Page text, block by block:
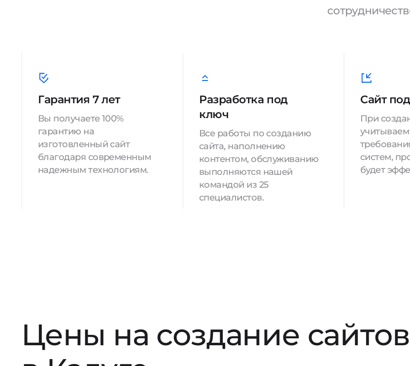
Гарантия 7 лет
Вы получаете 100%
гарантию на
изготовленный сайт
благодаря современным
надежным технологиям.
Разработка под
ключ
Все работы по созданию
сайта, наполнению
контентом, обслуживанию
выполняются нашей
командой из 25
специалистов.
Сайт
При
систем,
будет
Цены на создание сайтов